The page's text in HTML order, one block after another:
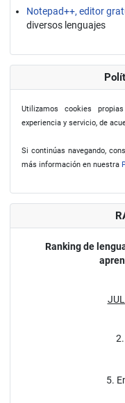
Notepad++, editor
diversos lenguajes
Utilizamos cookies
experiencia y servicio, de
Si continúas navegando,
más información en nuestra
Ranking de
5.